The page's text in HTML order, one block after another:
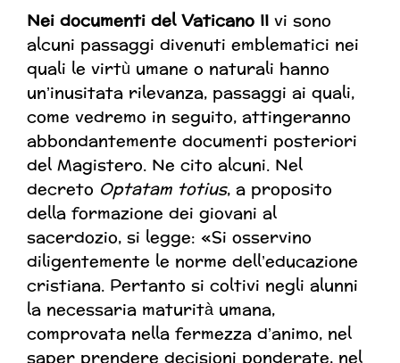
Nei documenti del Vaticano IIvi sono
alcuni passaggi divenuti emblematici nei
quali le virtù umane o naturali hanno
un’inusitata rilevanza, passaggi ai quali,
come vedremo in seguito, attingeranno
abbondantemente documenti posteriori
del Magistero. Ne cito alcuni. Nel
decreto Optatam totius, a proposito
della formazione dei giovani al
sacerdozio, si legge: «Si osservino
diligentemente le norme dell’educazione
cristiana. Pertanto si coltivi negli alunni
la necessaria maturità umana,
comprovata nella fermezza d’animo, nel